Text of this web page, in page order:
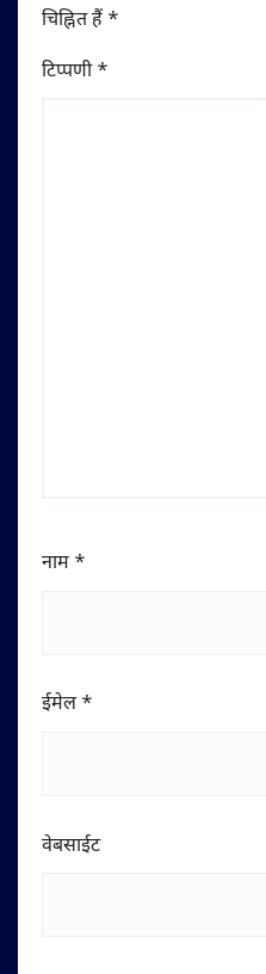
चिह्नित हैं *
टिप्पणी*
नाम *
ईमेल *
वेबसाईट